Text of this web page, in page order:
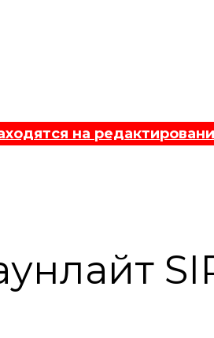
на